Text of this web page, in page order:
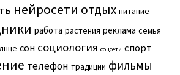
нейросети отдых питание
работа растения реклама семья
сон социология соцсети спорт
телефон традиции фильмы